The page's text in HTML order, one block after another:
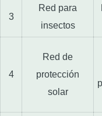
3
Red para
insectos
4
Red de
protección
solar